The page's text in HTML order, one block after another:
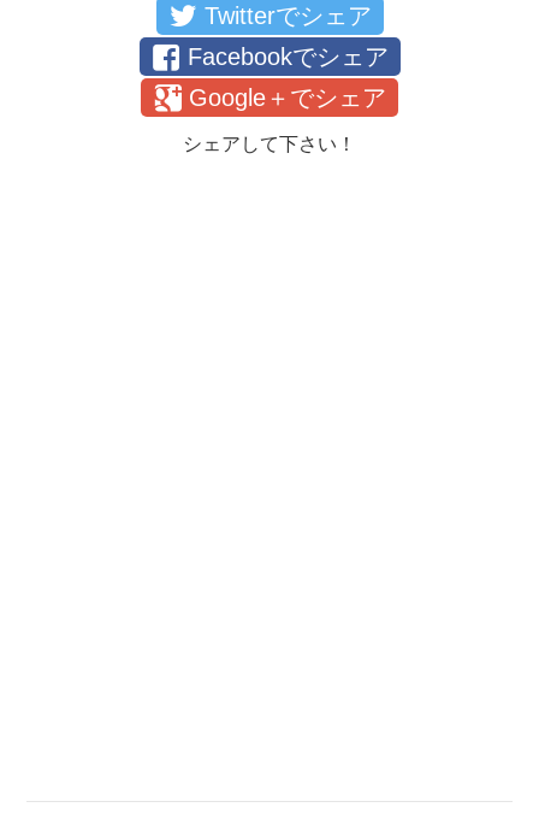
Twitterでシェア
Facebookでシェア
Google＋でシェア
シェアして下さい！